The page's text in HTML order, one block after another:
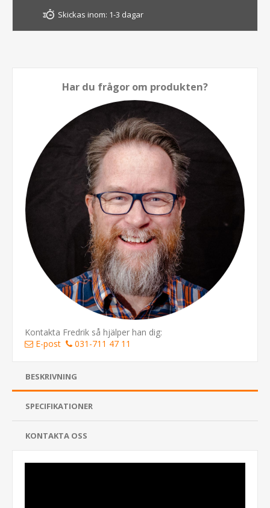
Skickas inom: 1-3 dagar
Har du frågor om produkten?
Kontakta Fredrik så hjälper han dig:
E-post
031-711 47 11
BESKRIVNING
SPECIFIKATIONER
KONTAKTA OSS